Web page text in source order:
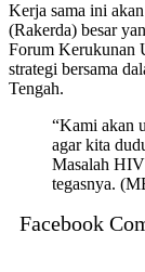
Kerja sama ini
(Rakerda) besar
Forum Kerukunan
strategi bersama
Tengah.
“Kami akan
agar kita
Masalah HIV
tegasnya.
Facebook